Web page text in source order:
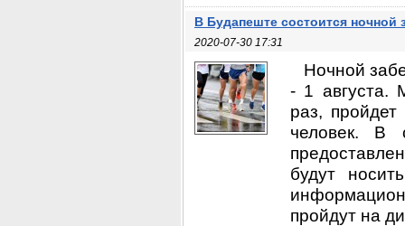
В Будапеште состоится ночной
2020-07-30 17:31
Ночной
- 1 августа.
раз,
человек. В
будут
пройдут на